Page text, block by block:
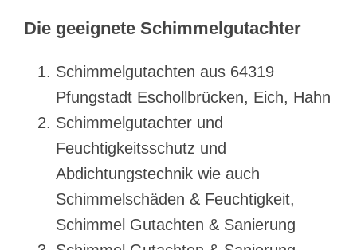
Die geeignete Schimmelgutachter
Schimmelgutachten aus 64319
Pfungstadt Eschollbrücken, Eich, Hahn
Schimmelgutachter und
Feuchtigkeitsschutz und
Abdichtungstechnik wie auch
Schimmelschäden & Feuchtigkeit,
Schimmel Gutachten & Sanierung